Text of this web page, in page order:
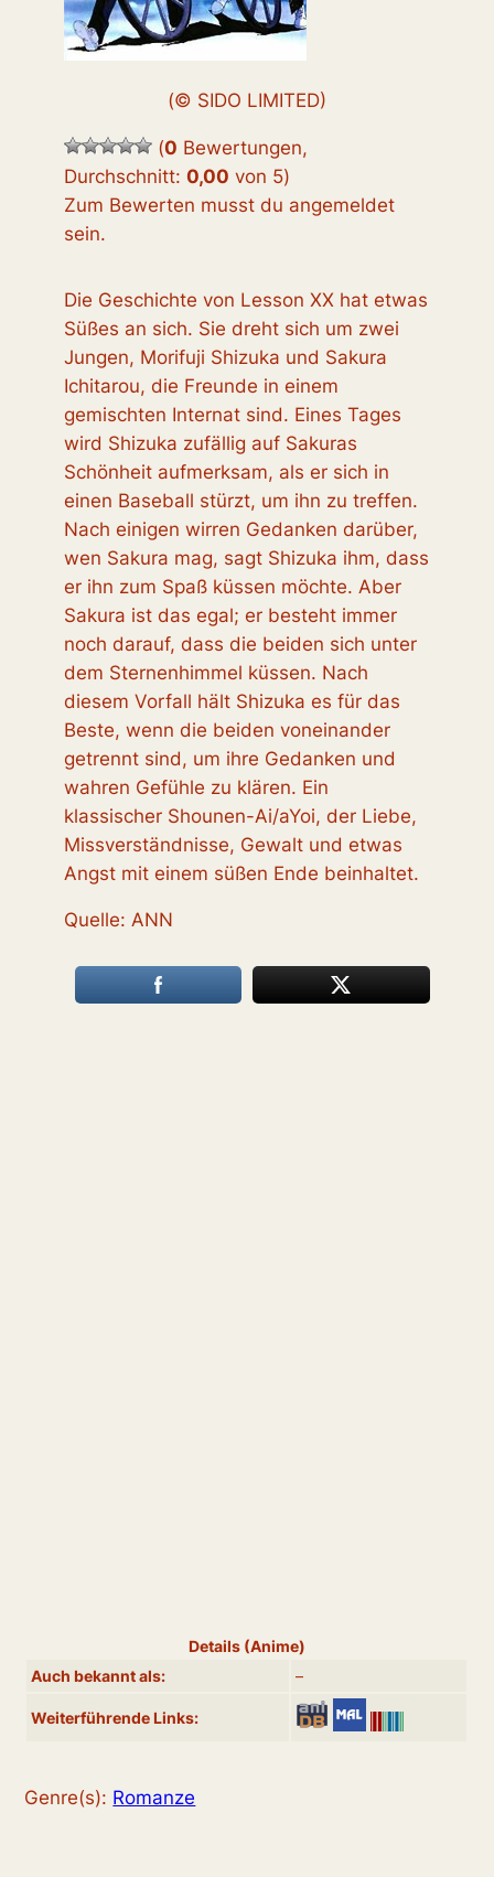
(© SIDO LIMITED)
(0 Bewertungen,
Durchschnitt:0,00 von 5)
Zum Bewerten musst du angemeldet
sein.
Die Geschichte von Lesson XX hat etwas
Süßes an sich. Sie dreht sich um zwei
Jungen, Morifuji Shizuka und Sakura
Ichitarou, die Freunde in einem
gemischten Internat sind. Eines Tages
wird Shizuka zufällig auf Sakuras
Schönheit aufmerksam, als er sich in
einen Baseball stürzt, um ihn zu treffen.
Nach einigen wirren Gedanken darüber,
wen Sakura mag, sagt Shizuka ihm, dass
er ihn zum Spaß küssen möchte. Aber
Sakura ist das egal; er besteht immer
noch darauf, dass die beiden sich unter
dem Sternenhimmel küssen. Nach
diesem Vorfall hält Shizuka es für das
Beste, wenn die beiden voneinander
getrennt sind, um ihre Gedanken und
wahren Gefühle zu klären. Ein
klassischer Shounen-Ai/aYoi, der Liebe,
Missverständnisse, Gewalt und etwas
Angst mit einem süßen Ende beinhaltet.
Quelle: ANN
Details (Anime)
Auch bekannt als:
–
Weiterführende Links:
Genre(s): Romanze